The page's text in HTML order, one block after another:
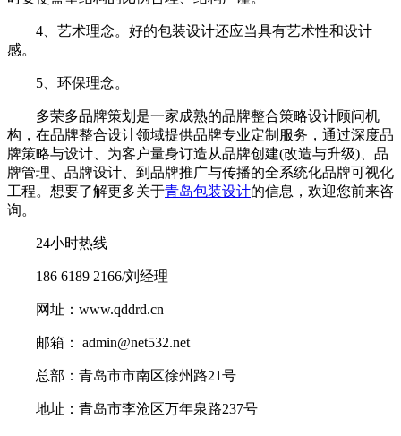
4、艺术理念。好的包装设计还应当具有艺术性和设计
感。
5、环保理念。
多荣多品牌策划是一家成熟的品牌整合策略设计顾问机
构，在品牌整合设计领域提供品牌专业定制服务，通过深度品
牌策略与设计、为客户量身订造从品牌创建(改造与升级)、品
牌管理、品牌设计、到品牌推广与传播的全系统化品牌可视化
工程。想要了解更多关于青岛包装设计的信息，欢迎您前来咨
询。
24小时热线
186 6189 2166/刘经理
网址：www.qddrd.cn
邮箱： admin@net532.net
总部：青岛市市南区徐州路21号
地址：青岛市李沧区万年泉路237号